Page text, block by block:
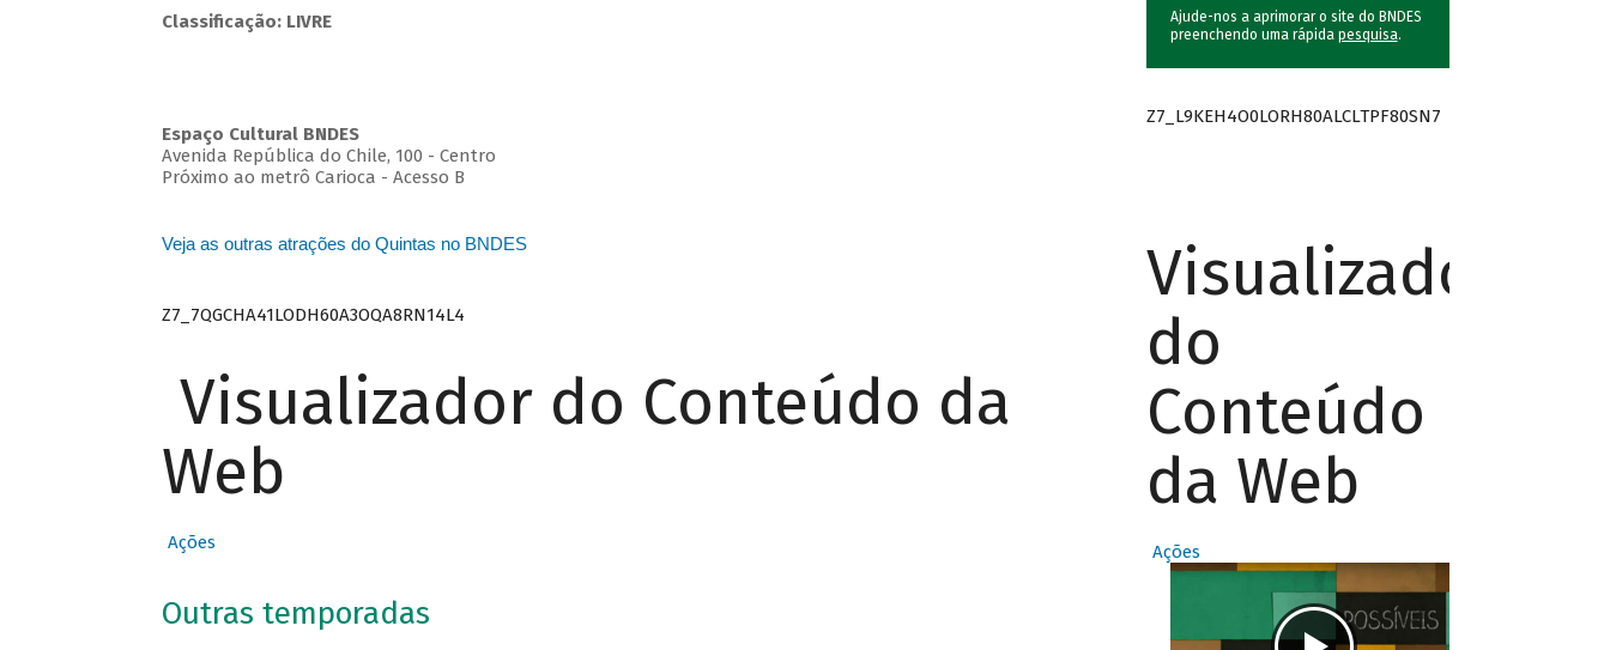
Classificação: LIVRE
Espaço Cultural BNDES
Avenida República do Chile, 100 - Centro
Próximo ao metrô Carioca - Acesso B
Veja as outras atrações do Quintas no BNDES
Z7_7QGCHA41LODH60A3OQA8RN14L4
Visualizador do Conteúdo da
Web
Ações
Outras temporadas
Ajude-nos a aprimorar o site do BNDES
preenchendo uma rápida pesquisa.
Z7_L9KEH4O0LORH80ALCLTPF80SN7
Visualizador
do
Conteúdo
da Web
Ações